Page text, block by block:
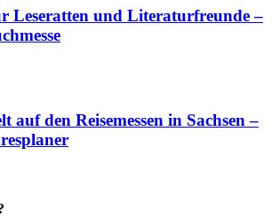
Leseratten und Literaturfreunde –
auf den Reisemessen in Sachsen –